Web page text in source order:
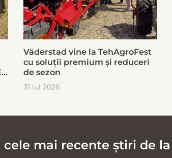
Väderstad vine la TehAgroFest
cu soluții premium și reduceri
de sezon
31 iul 2026
mai recente știri de la